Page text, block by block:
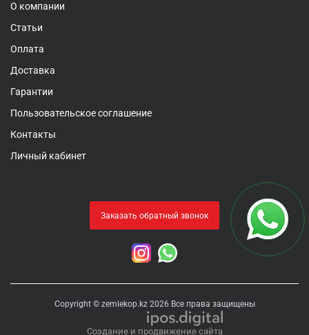
О компании
Статьи
Оплата
Доставка
Гарантии
Пользовательское соглашение
Контакты
Личный кабинет
Заказать обратный звонок
Copyright © zemlekop.kz 2026 Все права защищены
Создание и продвижение сайта